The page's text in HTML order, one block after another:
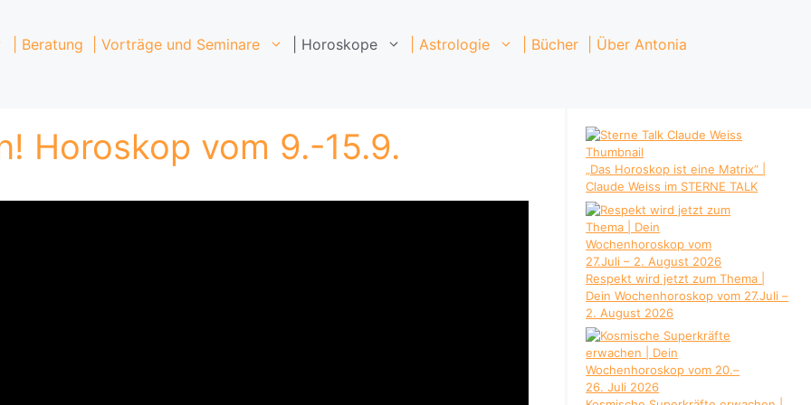
| Beratung | Vorträge und Seminare | Horoskope | Astrologie | Bücher
| Über Antonia
Horoskop vom 9.-15.9.
„Das Horoskop ist eine Matrix“ |
Claude Weiss im STERNE TALK
Respekt wird jetzt zum Thema |
Dein Wochenhoroskop vom 27.Juli –
2. August 2026